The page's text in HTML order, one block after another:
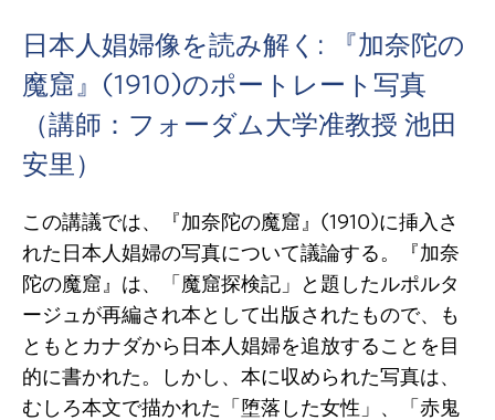
日本人娼婦像を読み解く: 『加奈陀の
魔窟』(1910)のポートレート写真
（講師：フォーダム大学准教授 池田
安里）
この講議では、『加奈陀の魔窟』(1910)に挿入さ
れた日本人娼婦の写真について議論する。『加奈
陀の魔窟』は、「魔窟探検記」と題したルポルタ
ージュが再編され本として出版されたもので、も
ともとカナダから日本人娼婦を追放することを目
的に書かれた。しかし、本に収められた写真は、
むしろ本文で描かれた「堕落した女性」、「赤鬼